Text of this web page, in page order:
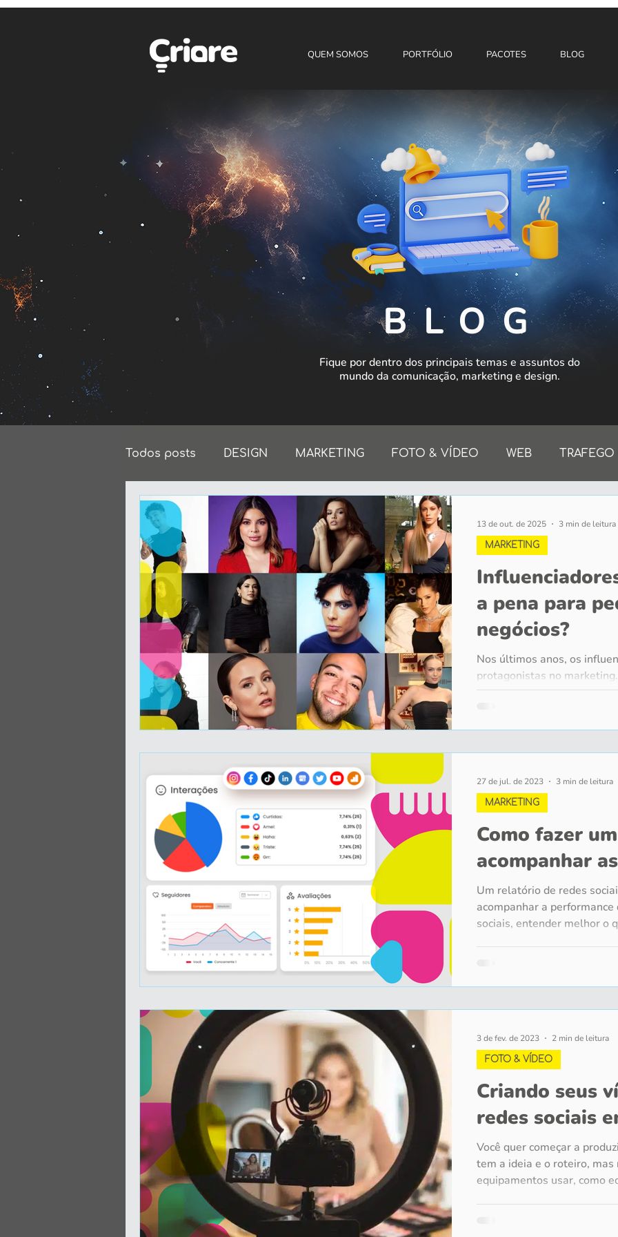
QUEM SOMOS PORTFÓLIO PACOTES BLOG
BLOG
Fique por dentro dos principais temas e assuntos do
mundo da comunicação, marketing e design.
Todos posts DESIGN MARKETING FOTO & VÍDEO WEB TRAFEGO
a pena para
negócios?
Nos últimos anos, os
protagonistas no
pequenos negócios,
esperando que a mágica
meio do caminho:
estratégia poderosa, ma
MARKETING
13 de out. de 2025 3 min de leitura
Como fazer
acompanhar
Um relatório de redes
acompanhar a
sociais, entender melhor o
MARKETING
27 de jul. de 2023 3 min de leitura
Criando seus
redes sociais
Você quer começar a
tem a ideia e o roteiro, mas
equipamentos usar, como
FOTO & VÍDEO
3 de fev. de 2023 2 min de leitura